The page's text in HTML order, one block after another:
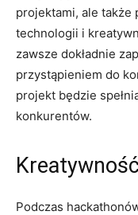
projektami, ale także
technologii i
zawsze dokładnie
przystąpieniem do
projekt będzie
konkurentów.
Podczas